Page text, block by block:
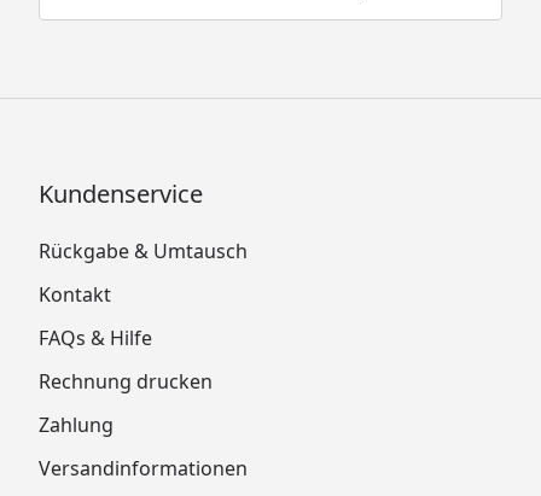
Kundenservice
Rückgabe & Umtausch
Kontakt
FAQs & Hilfe
Rechnung drucken
Zahlung
Versandinformationen